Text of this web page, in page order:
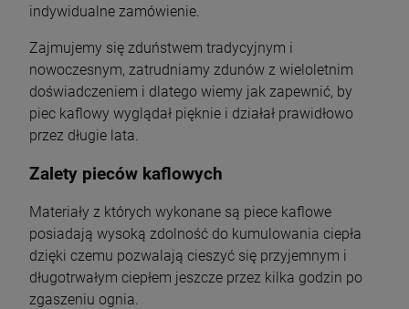
indywidualne zamówienie.
Zajmujemy się zduństwem tradycyjnym i
nowoczesnym, zatrudniamy zdunów z wieloletnim
doświadczeniem i dlatego wiemy jak zapewnić, by
piec kaflowy wyglądał pięknie i działał prawidłowo
przez długie lata.
Zalety pieców kaflowych
Materiały z których wykonane są piece kaflowe
posiadają wysoką zdolność do kumulowania ciepła
dzięki czemu pozwalają cieszyć się przyjemnym i
długotrwałym ciepłem jeszcze przez kilka godzin po
zgaszeniu ognia.